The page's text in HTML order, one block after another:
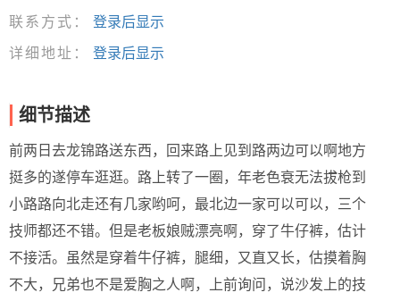
联系方式：
登录后显示
详细地址：
登录后显示
细节描述
前两日去龙锦路送东西，回来路上见到路两边可以啊地方
挺多的遂停车逛逛。路上转了一圈，年老色衰无法拔枪到
小路路向北走还有几家哟呵，最北边一家可以可以，三个
技师都还不错。但是老板娘贼漂亮啊，穿了牛仔裤，估计
不接活。虽然是穿着牛仔裤，腿细，又直又长，估摸着胸
不大，兄弟也不是爱胸之人啊，上前询问，说沙发上的技